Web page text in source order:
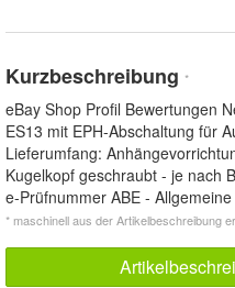
Kurzbeschreibung *
eBay Shop Profil Bewertungen
ES13 mit EPH-Abschaltung für
Lieferumfang:
Kugelkopf geschraubt - je nach
e-Prüfnummer ABE -
* maschinell aus der Artikelbeschreibung